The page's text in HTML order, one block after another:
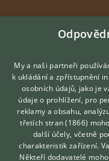
My a naši partneři
k ukládání a zpřístupnění
osobních údajů, jako je
údaje o prohlížení, pro
reklamy a obsahu,
třetích stran (1866)
další účely, včetně
charakteristik zařízení.
Někteří dodavatelé